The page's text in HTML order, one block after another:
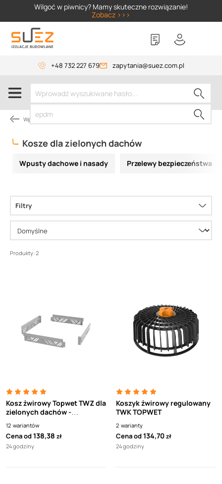
Wilgoć w piwnicy? Mamy skuteczne rozwiązanie!
Zobacz >>>
+48 732 227 679 zapytania@suez.com.pl
Wpusty TOPWET
Wpusty dachowe i nasady Przelewy bezpieczeństwa
Kosze dla zielonych dachów
Filtry
Produkty: 2
Kosz żwirowy Topwet TWZ dla
zielonych dachów -
podwyższenie 50 mm
300x300
12 wariantów
Cena od138,38 zł
24 godziny
Koszyk żwirowy regulowany
TWK TOPWET
2 warianty
Cena od134,70zł
24 godziny